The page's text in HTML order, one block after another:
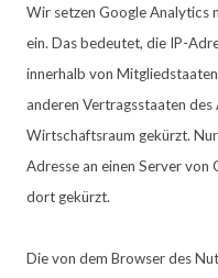
Wir setzen Google Analytics
ein. Das bedeutet, die IP-
innerhalb von
anderen Vertragsstaaten
Wirtschaftsraum gekürzt.
Adresse an einen Server von
dort gekürzt.
Die von dem Browser des